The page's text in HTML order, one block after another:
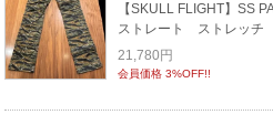
【SKULL FLIGHT】SS
ストレート ストレッチ
21,780円
会員価格 3%OFF!!